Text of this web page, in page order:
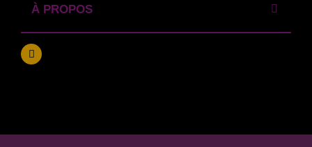
À PROPOS